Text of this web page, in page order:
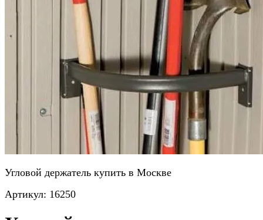
Угловой держатель купить в Москве
Артикул: 16250